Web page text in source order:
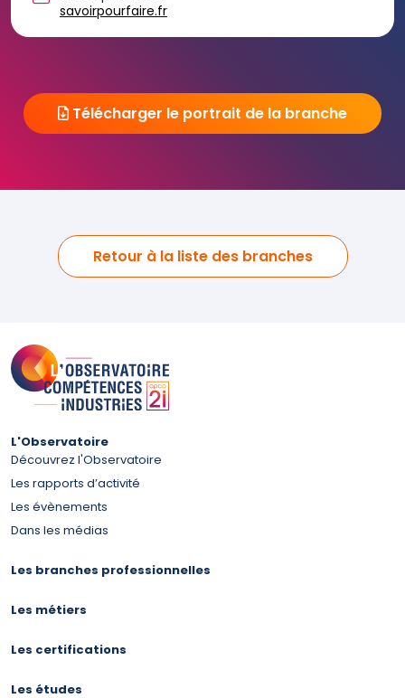
savoirpourfaire.fr
Télécharger le portrait de la branche
Retour à la liste des branches
L'Observatoire
Découvrez l'Observatoire
Les rapports d’activité
Les évènements
Dans les médias
Les branches professionnelles
Les métiers
Les certifications
Les études